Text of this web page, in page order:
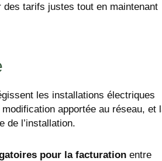
des tarifs justes tout en maintenant
les installations électriques
apportée au réseau, et
de l’installation.
pour la facturation entre